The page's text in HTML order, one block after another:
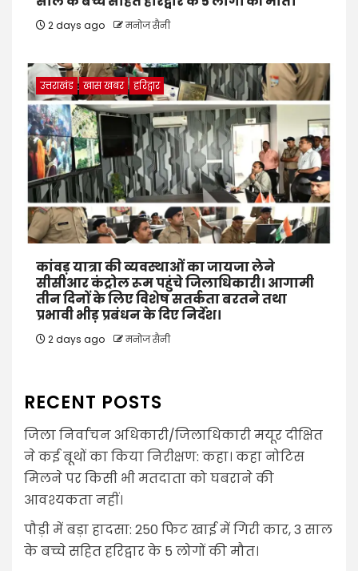
2 days ago मनोज सैनी
उत्तराखंड खास खबर हरिद्वार
कांवड़ यात्रा की व्यवस्थाओं का जायजा लेने
सीसीआर कंट्रोल रूम पहुंचे जिलाधिकारी। आगामी
तीन दिनों के लिए विशेष सतर्कता बरतने तथा
प्रभावी भीड़ प्रबंधन के दिए निर्देश।
2 days ago मनोज सैनी
RECENT POSTS
जिला निर्वाचन अधिकारी/जिलाधिकारी मयूर दीक्षित
ने कई बूथों का किया निरीक्षण: कहा। कहा नोटिस
मिलने पर किसी भी मतदाता को घबराने की
आवश्यकता नहीं।
पौड़ी में बड़ा हादसा: 250 फिट खाई में गिरी कार, 3 साल
के बच्चे सहित हरिद्वार के 5 लोगों की मौत।